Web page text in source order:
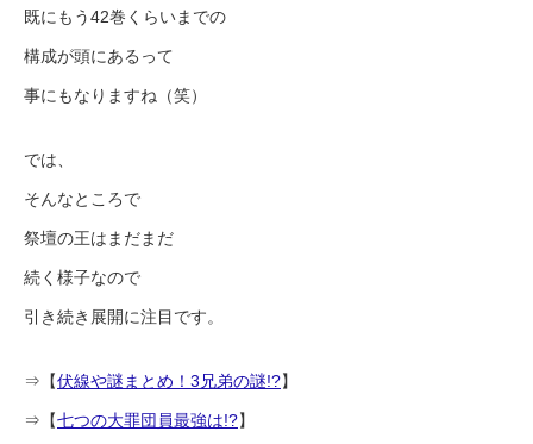
既にもう42巻くらいまでの
構成が頭にあるって
事にもなりますね（笑）
では、
そんなところで
祭壇の王はまだまだ
続く様子なので
引き続き展開に注目です。
⇒【伏線や謎まとめ！3兄弟の謎!?】
⇒【七つの大罪団員最強は!?】